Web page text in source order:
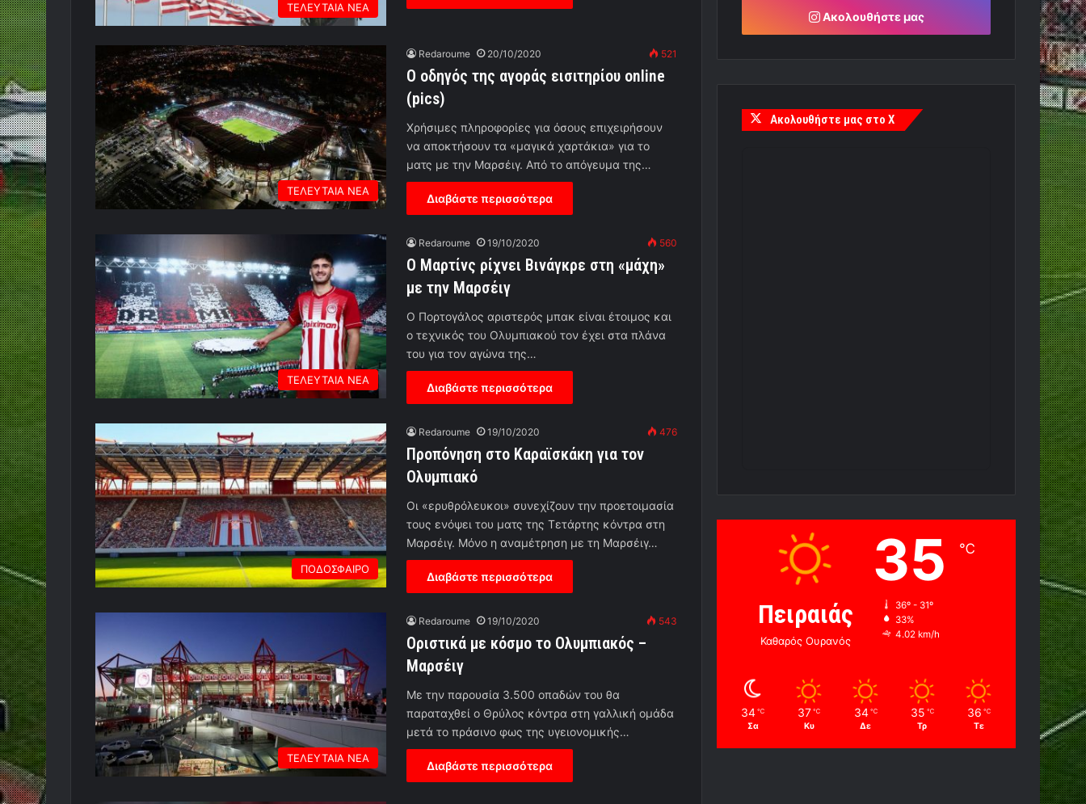
ΤΕΛΕΥΤΑΙΑ ΝΕΑ
ΤΕΛΕΥΤΑΙΑ ΝΕΑ
Redaroume 20/10/2020 521
Ο οδηγός της αγοράς εισιτηρίου online
(pics)
Χρήσιμες πληροφορίες για όσους επιχειρήσουν
να αποκτήσουν τα «μαγικά χαρτάκια» για το
ματς με την Μαρσέιγ. Από το απόγευμα της…
Διαβάστε περισσότερα
ΤΕΛΕΥΤΑΙΑ ΝΕΑ
Redaroume 19/10/2020 560
Ο Μαρτίνς ρίχνει Βινάγκρε στη «μάχη»
με την Μαρσέιγ
Ο Πορτογάλος αριστερός μπακ είναι έτοιμος και
ο τεχνικός του Ολυμπιακού τον έχει στα πλάνα
του για τον αγώνα της…
Διαβάστε περισσότερα
ΠΟΔΟΣΦΑΙΡΟ
Redaroume 19/10/2020 476
Προπόνηση στο Καραϊσκάκη για τον
Ολυμπιακό
Οι «ερυθρόλευκοι» συνεχίζουν την προετοιμασία
τους ενόψει του ματς της Τετάρτης κόντρα στη
Μαρσέιγ. Μόνο η αναμέτρηση με τη Μαρσέιγ…
Διαβάστε περισσότερα
ΤΕΛΕΥΤΑΙΑ ΝΕΑ
Redaroume 19/10/2020 543
Οριστικά με κόσμο το Ολυμπιακός –
Μαρσέιγ
Με την παρουσία 3.500 οπαδών του θα
παραταχθεί ο Θρύλος κόντρα στη γαλλική ομάδα
μετά το πράσινο φως της υγειονομικής…
Διαβάστε περισσότερα
Ακολουθήστε μας
Ακολουθήστε μας στο X
Πειραιάς
Καθαρός Ουρανός
35 ℃
36º - 31º
33%
4.02 km/h
34 ℃
Σα
37 ℃
Κυ
34 ℃
Δε
35 ℃
Τρ
36 ℃
Τε